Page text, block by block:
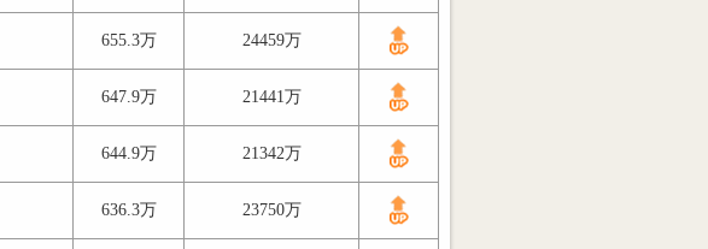
655.3万 24459万
647.9万 21441万
644.9万 21342万
636.3万 23750万